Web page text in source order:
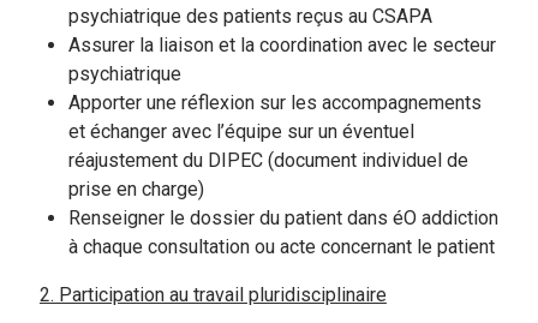
psychiatrique des patients reçus au CSAPA
Assurer la liaison et la coordination avec le secteur
psychiatrique
Apporter une réflexion sur les accompagnements
et échanger avec l’équipe sur un éventuel
réajustement du DIPEC (document individuel de
prise en charge)
Renseigner le dossier du patient dans éO addiction
à chaque consultation ou acte concernant le patient
2. Participation au travail pluridisciplinaire